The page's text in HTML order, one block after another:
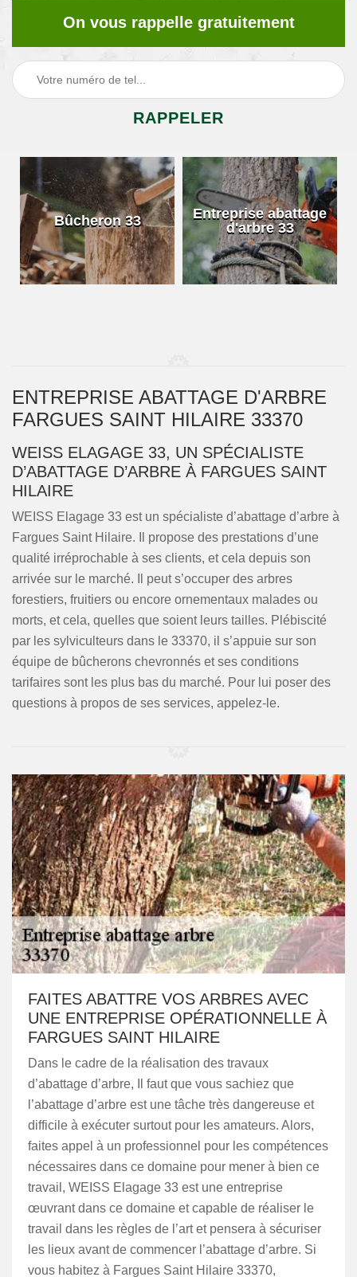
On vous rappelle gratuitement
Bûcheron 33
Entreprise abattage
d'arbre 33
ENTREPRISE ABATTAGE D'ARBRE
FARGUES SAINT HILAIRE 33370
WEISS ELAGAGE 33, UN SPÉCIALISTE
D’ABATTAGE D’ARBRE À FARGUES SAINT
HILAIRE
WEISS Elagage 33 est un spécialiste d’abattage d’arbre à
Fargues Saint Hilaire. Il propose des prestations d’une
qualité irréprochable à ses clients, et cela depuis son
arrivée sur le marché. Il peut s’occuper des arbres
forestiers, fruitiers ou encore ornementaux malades ou
morts, et cela, quelles que soient leurs tailles. Plébiscité
par les sylviculteurs dans le 33370, il s’appuie sur son
équipe de bûcherons chevronnés et ses conditions
tarifaires sont les plus bas du marché. Pour lui poser des
questions à propos de ses services, appelez-le.
FAITES ABATTRE VOS ARBRES AVEC
UNE ENTREPRISE OPÉRATIONNELLE À
FARGUES SAINT HILAIRE
Dans le cadre de la réalisation des travaux
d’abattage d’arbre, Il faut que vous sachiez que
l’abattage d’arbre est une tâche très dangereuse et
difficile à exécuter surtout pour les amateurs. Alors,
faites appel à un professionnel pour les compétences
nécessaires dans ce domaine pour mener à bien ce
travail, WEISS Elagage 33 est une entreprise
œuvrant dans ce domaine et capable de réaliser le
travail dans les règles de l’art et pensera à sécuriser
les lieux avant de commencer l’abattage d’arbre. Si
vous habitez à Fargues Saint Hilaire 33370,